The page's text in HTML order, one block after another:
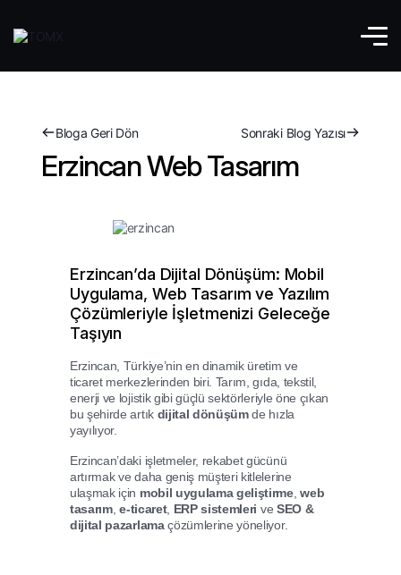
Bloga Geri Dön Sonraki Blog Yazısı
Erzincan Web Tasarım
Erzincan’da Dijital Dönüşüm: Mobil
Uygulama, Web Tasarım ve Yazılım
Çözümleriyle İşletmenizi Geleceğe
Taşıyın
Erzincan, Türkiye’nin en dinamik üretim ve
ticaret merkezlerinden biri. Tarım, gıda, tekstil,
enerji ve lojistik gibi güçlü sektörleriyle öne çıkan
bu şehirde artık dijital dönüşümde hızla
yayılıyor.
Erzincan’daki işletmeler, rekabet gücünü
artırmak ve daha geniş müşteri kitlelerine
ulaşmak için mobil uygulama geliştirme,web
tasarım,e-ticaret, ERP sistemleri ve SEO &
dijital pazarlamaçözümlerine yöneliyor.